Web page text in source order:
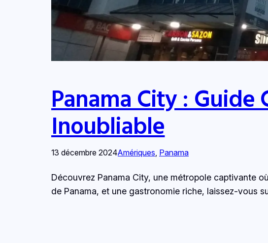
Panama City :
Inoubliable
13 décembre 2024Amériques, Panama
Découvrez Panama City, une métropole captivante
de Panama, et une gastronomie riche, laissez-vous